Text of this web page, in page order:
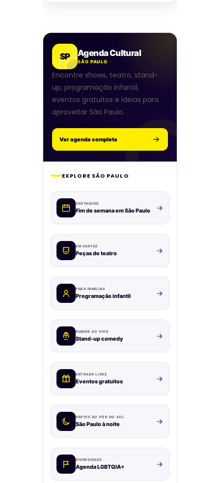
SP Agenda Cultural
SÃO PAULO
Encontre shows, teatro, stand-
up, programação infantil,
eventos gratuitos e ideias para
aproveitar São Paulo.
Ver agenda completa
EXPLORE SÃO PAULO
DESTAQUES
Fim de semana em São Paulo
EM CARTAZ
Peças de teatro
PARA FAMÍLIAS
Programação infantil
HUMOR AO VIVO
Stand-up comedy
ENTRADA LIVRE
Eventos gratuitos
DEPOIS DO PÔR DO SOL
São Paulo à noite
DIVERSIDADE
Agenda LGBTQIA+